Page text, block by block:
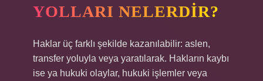
YOLLARI NELERDIR?
Haklar üç farklı şekilde kazanılabilir: aslen,
transfer yoluyla veya yaratılarak. Hakların kaybı
ise ya hukuki olaylar, hukuki işlemler veya